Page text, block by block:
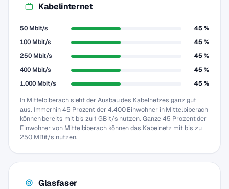
Kabelinternet
50 Mbit/s
45 %
100 Mbit/s
45 %
250 Mbit/s
45 %
400 Mbit/s
45 %
1.000 Mbit/s
45 %
In Mittelbiberach sieht der Ausbau des Kabelnetzes ganz gut
aus. Immerhin 45 Prozent der 4.400 Einwohner in Mittelbiberach
können bereits mit bis zu 1 GBit/s nutzen. Ganze 45 Prozent der
Einwohner von Mittelbiberach können das Kabelnetz mit bis zu
250 MBit/s nutzen.
Glasfaser